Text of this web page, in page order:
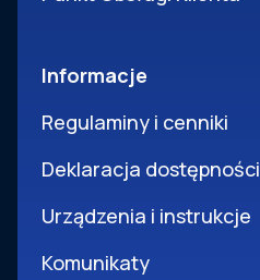
Informacje
Regulaminy i cenniki
Deklaracja dostępności
Urządzenia i instrukcje
Komunikaty